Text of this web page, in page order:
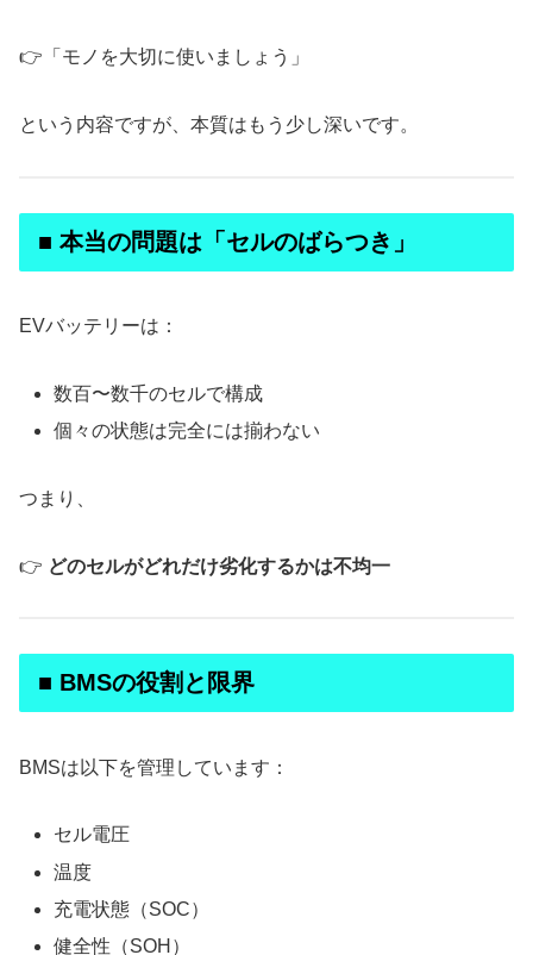
👉「モノを大切に使いましょう」
という内容ですが、本質はもう少し深いです。
■ 本当の問題は「セルのばらつき」
EVバッテリーは：
数百〜数千のセルで構成
個々の状態は完全には揃わない
つまり、
👉 どのセルがどれだけ劣化するかは不均一
■ BMSの役割と限界
BMSは以下を管理しています：
セル電圧
温度
充電状態（SOC）
健全性（SOH）